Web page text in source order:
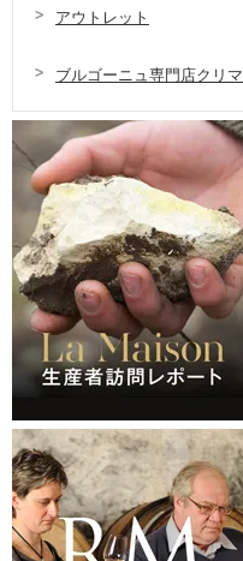
アウトレット
ブルゴーニュ専門店クリマ